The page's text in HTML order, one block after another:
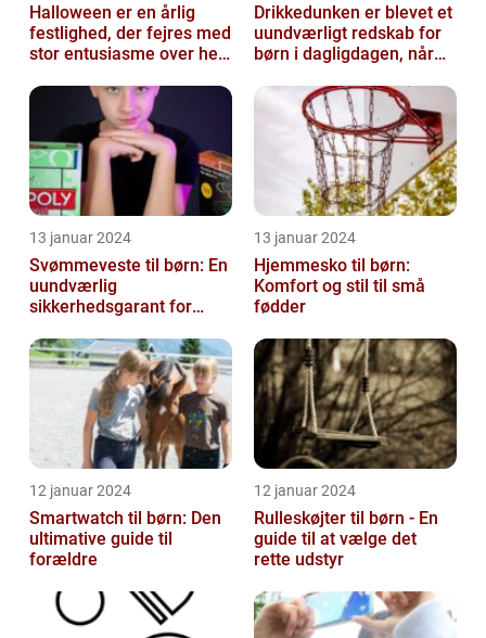
Halloween er en årlig
festlighed, der fejres med
stor entusiasme over hele
Drikkedunken er blevet et
uundværligt redskab for
børn i dagligdagen, når
drik...
13 januar 2024
Svømmeveste til børn: En
uundværlig
sikkerhedsgarant for
13 januar 2024
Hjemmesko til børn:
Komfort og stil til små
fødder
12 januar 2024
Smartwatch til børn: Den
ultimative guide til
forældre
12 januar 2024
Rulleskøjter til børn - En
guide til at vælge det
rette udstyr